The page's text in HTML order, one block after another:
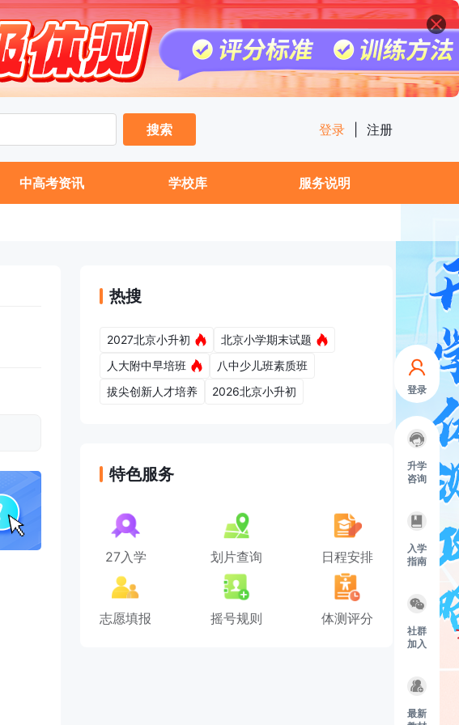
登录
升学
咨询
入学
指南
社群
加入
最新
搜索
登录 注册
中高考资讯 学校库 服务说明
热搜
2027北京小升初
北京小学期末试题
人大附中早培班
八中少儿班素质班
拔尖创新人才培养
2026北京小升初
特色服务
27入学 划片查询 日程安排
志愿填报 摇号规则 体测评分